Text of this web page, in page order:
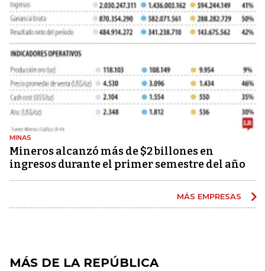
MINAS
Mineros alcanzó más de $2 billones en
ingresos durante el primer semestre del año
MÁS EMPRESAS
MÁS DE LA REPÚBLICA